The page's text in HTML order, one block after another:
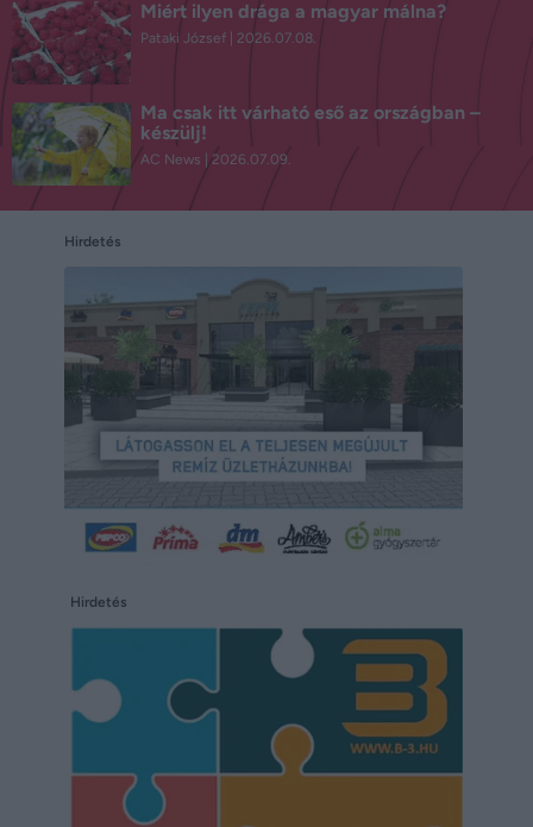
Miért ilyen drága a magyar málna?
Pataki József 2026.07.08.
Ma csak itt várható eső az országban –
készülj!
AC News 2026.07.09.
Hirdetés
Hirdetés